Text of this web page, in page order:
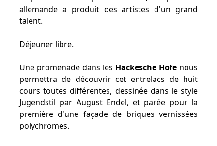
allemande a produit des artistes d'un grand
talent.
Déjeuner libre.
Une promenade dans les Hackesche Höfe nous
permettra de découvrir cet entrelacs de huit
cours toutes différentes, dessinée dans le style
Jugendstil par August Endel, et parée pour la
première d'une façade de briques vernissées
polychromes.